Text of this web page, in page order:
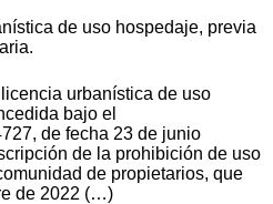
de uso hospedaje, previa
urbanística de uso
bajo el
de fecha 23 de junio
de la prohibición de uso
de propietarios, que
de 2022 (…)